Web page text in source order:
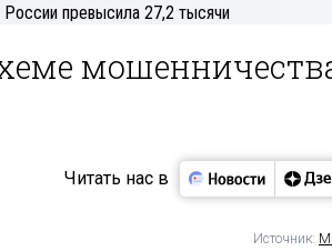
превысила 27,2 тысячи
Читать нас в
Источник: